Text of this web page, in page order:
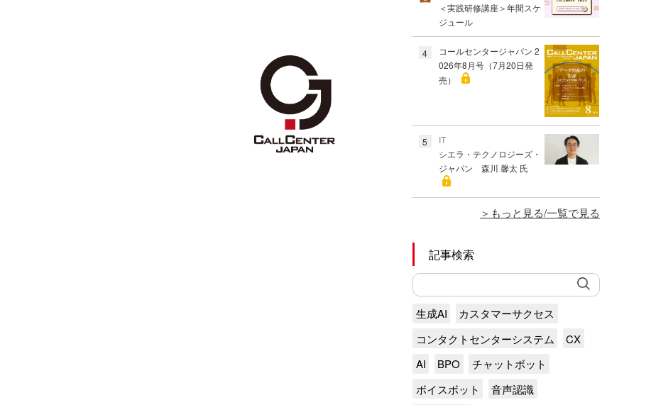
＜実践研修講座＞年間スケ
ジュール
4
コールセンタージャパン 2
026年8月号（7月20日発
売）
5
IT
シエラ・テクノロジーズ・
ジャパン 森川 馨太 氏
もっと見る/一覧で見る
記事検索
生成AI
カスタマーサクセス
コンタクトセンターシステム
CX
AI
BPO
チャットボット
ボイスボット
音声認識